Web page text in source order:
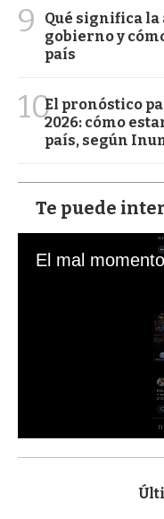
9
Qué significa
gobierno y
país
10El pronóstico
2026: cómo
país, según
Te puede
s